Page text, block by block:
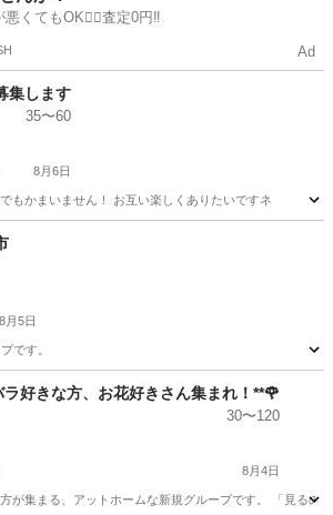
悪くてもOK🙆‍♀️査定0円‼️
Ad
集します
35〜60
8月6日
もかまいません！ お互い楽しくありたいですネ
ト
8月5日
です。
駅 LINE友達 48歳
ラ好きな方、お花好きさん集まれ！**🌹
30〜120
8月4日
が集まる、アットホームな新規グループです。 「見る